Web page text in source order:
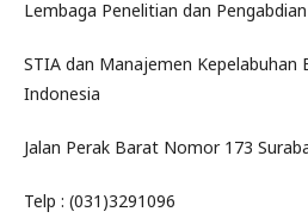
Lembaga Penelitian dan
STIA dan Manajemen Kepelabuhan
Indonesia
Jalan Perak Barat Nomor 173
Telp : (031)3291096